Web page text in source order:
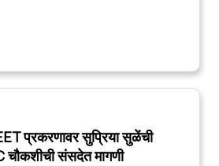
प्रकरणावर सुप्रिया सुळेंची
संसदेत मागणी